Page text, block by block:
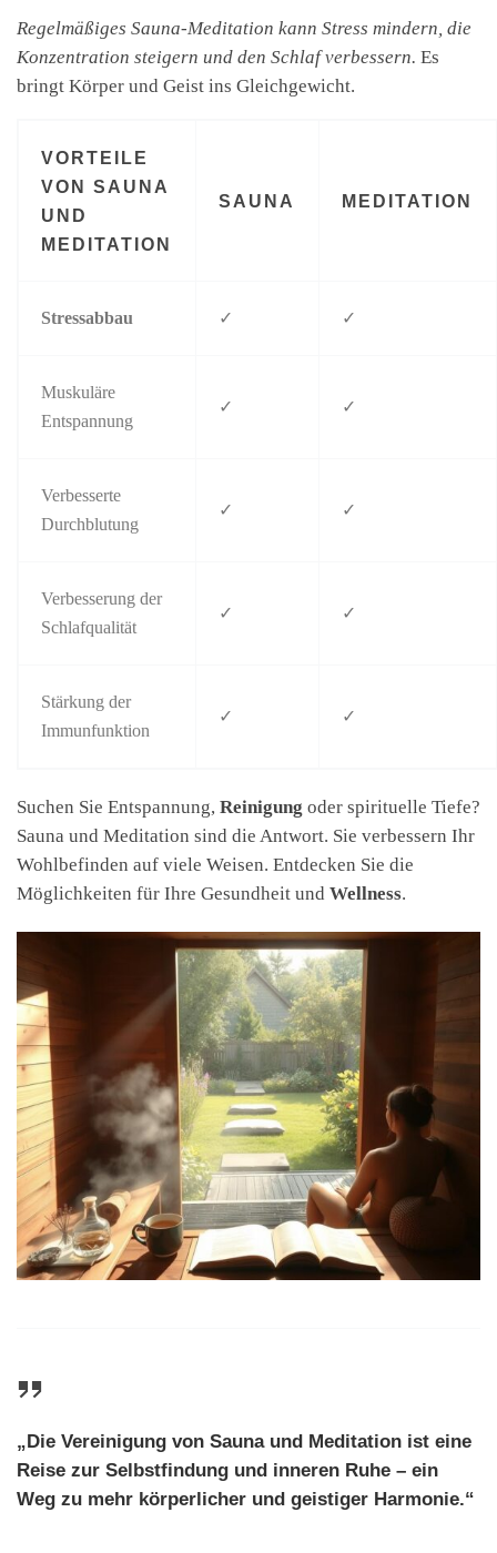
Regelmäßiges Sauna-Meditation kann Stress mindern, die
Konzentration steigern und den Schlaf verbessern. Es
bringt Körper und Geist ins Gleichgewicht.
VORTEILE
VON SAUNA
UND
MEDITATION
SAUNA MEDITATION
Stressabbau ✓ ✓
Muskuläre
Entspannung
✓ ✓
Verbesserte
Durchblutung
✓ ✓
Verbesserung der
Schlafqualität
✓ ✓
Stärkung der
Immunfunktion
✓ ✓
Suchen Sie Entspannung, Reinigung oder spirituelle Tiefe?
Sauna und Meditation sind die Antwort. Sie verbessern Ihr
Wohlbefinden auf viele Weisen. Entdecken Sie die
Möglichkeiten für Ihre Gesundheit und Wellness.
„Die Vereinigung von Sauna und Meditation ist eine
Reise zur Selbstfindung und inneren Ruhe – ein
Weg zu mehr körperlicher und geistiger Harmonie.“